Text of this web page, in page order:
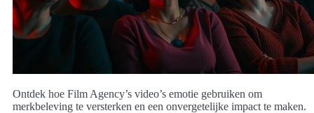
Ontdek hoe Film Agency’s video’s emotie gebruiken om
merkbeleving te versterken en een onvergetelijke impact te maken.